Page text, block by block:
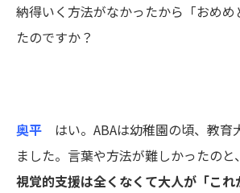
納得いく方法がなかったから「おめめ
たのですか？
奥平 はい。 ABAは幼稚園の頃、教育
ました。言葉や方法が難しかったのと、
視覚的支援は全くなくて大人が「これ